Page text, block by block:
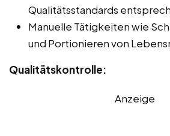
Qualitätsstandards
Manuelle Tätigkeiten wie
und Portionieren von
Qualitätskontrolle:
Anzeige